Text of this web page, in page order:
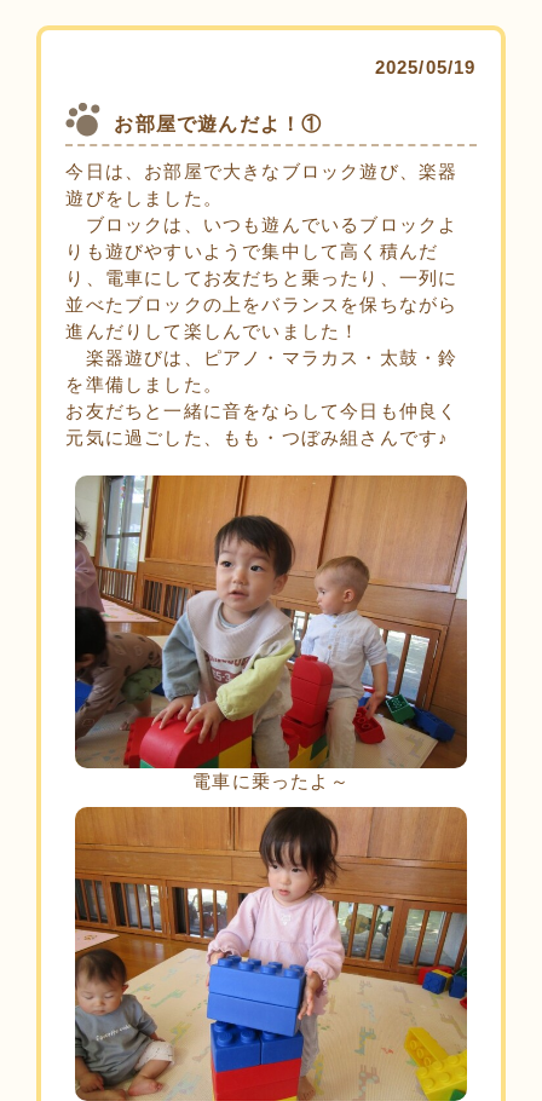
2025/05/19
お部屋で遊んだよ！①
今日は、お部屋で大きなブロック遊び、楽器
遊びをしました。
ブロックは、いつも遊んでいるブロックよ
りも遊びやすいようで集中して高く積んだ
り、電車にしてお友だちと乗ったり、一列に
並べたブロックの上をバランスを保ちながら
進んだりして楽しんでいました！
楽器遊びは、ピアノ・マラカス・太鼓・鈴
を準備しました。
お友だちと一緒に音をならして今日も仲良く
元気に過ごした、もも・つぼみ組さんです♪
電車に乗ったよ～